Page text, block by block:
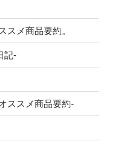
メ商品要約。
記-
ススメ商品要約-